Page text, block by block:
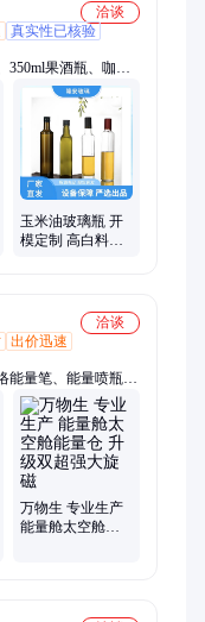
洽谈
真实性已核验
350ml果酒瓶、咖啡
化学试剂分装瓶
玉米油玻璃瓶 开
模定制 高白料
洽谈
出价迅速
能量笔、能量喷瓶
佛卡、磁石能量项
万物生 专业生产
能量舱太空舱能